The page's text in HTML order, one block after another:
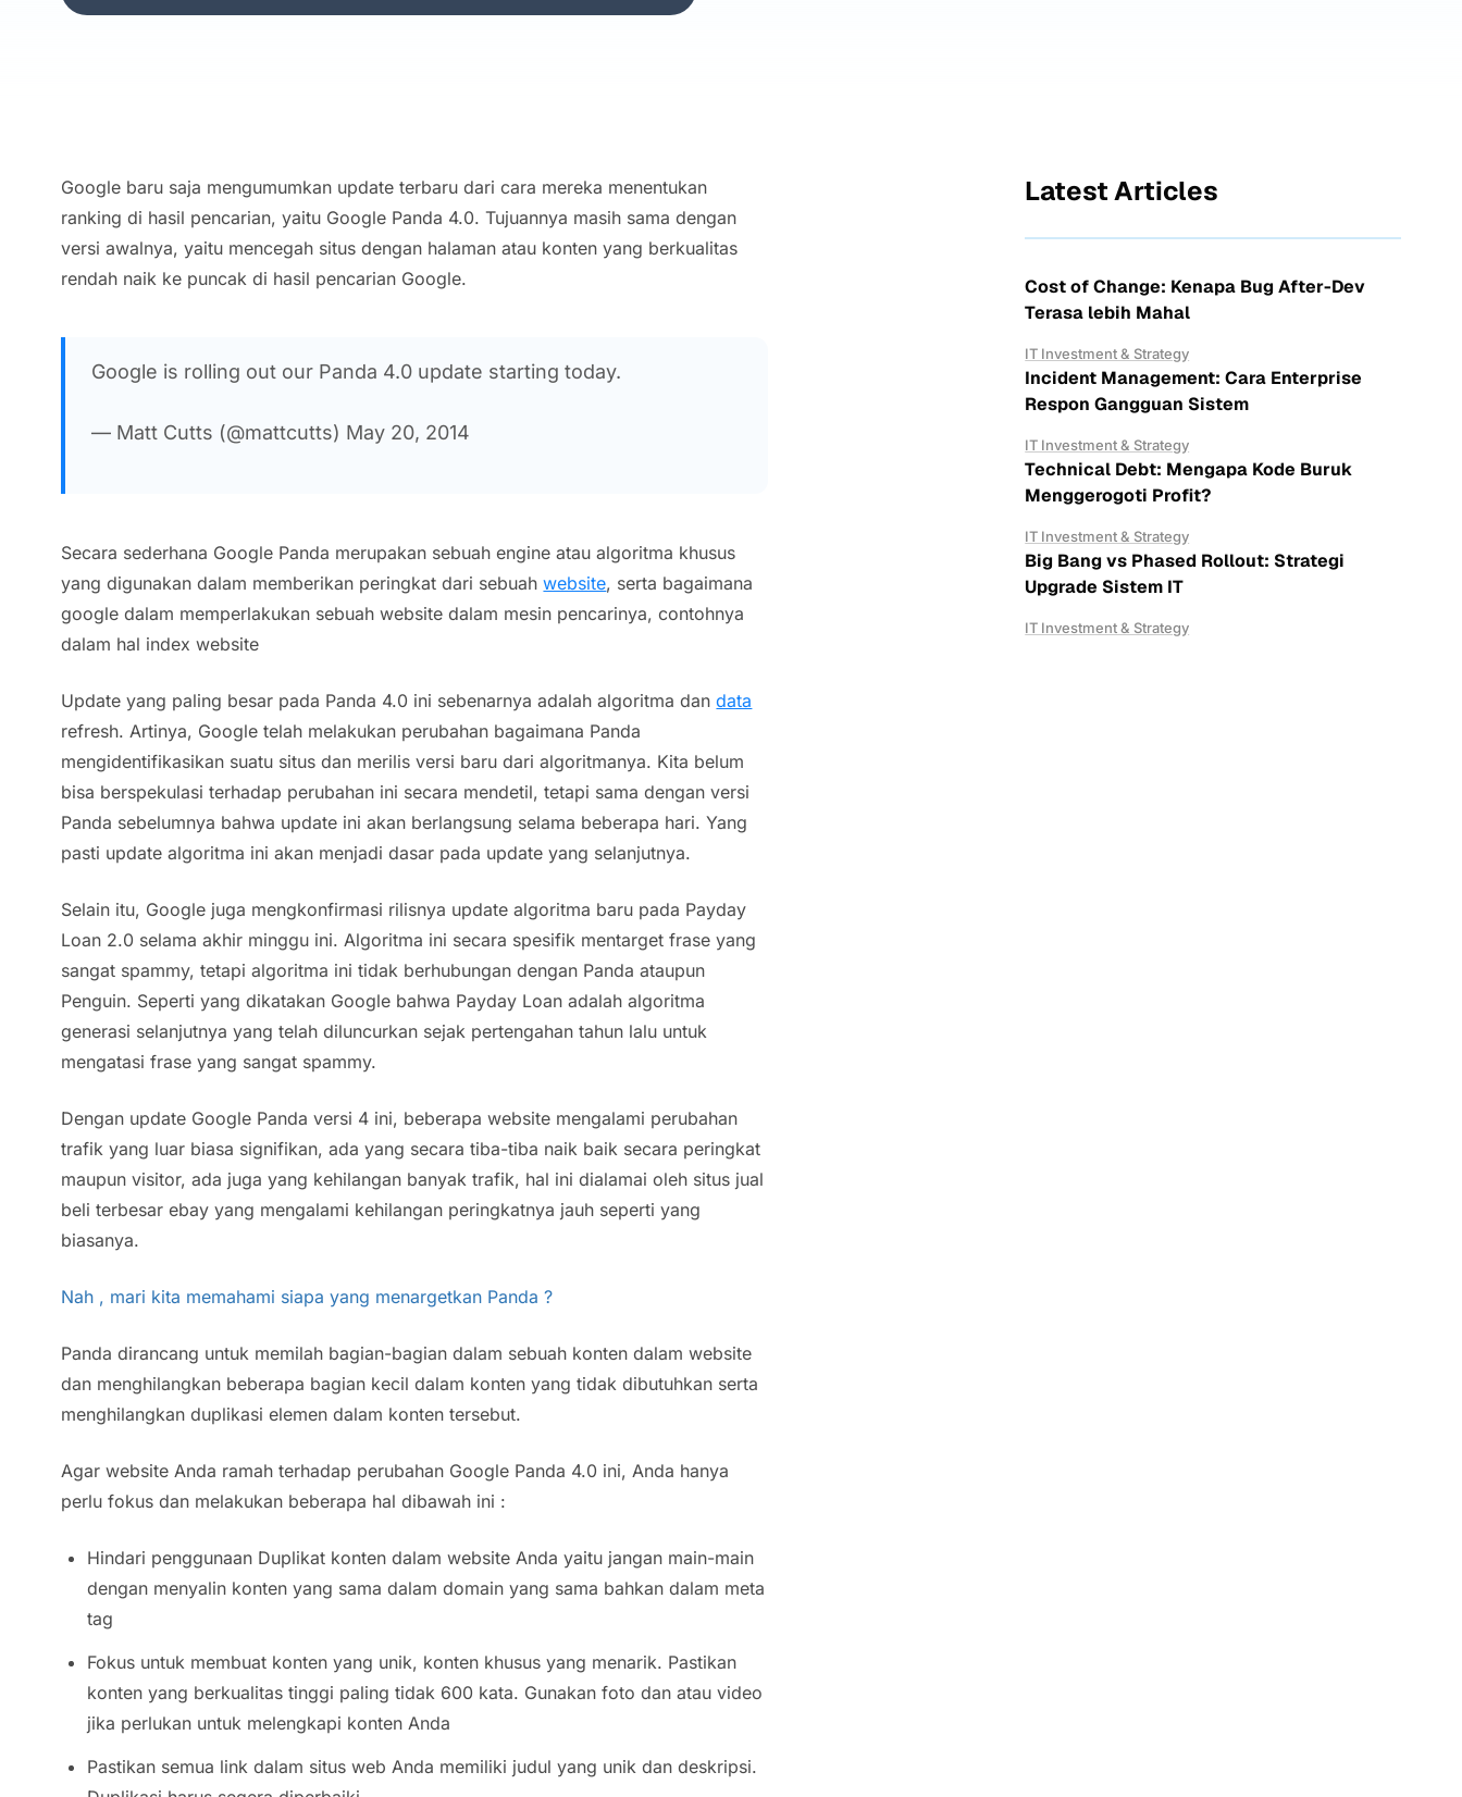
Google baru saja mengumumkan update terbaru dari cara mereka menentukan
ranking di hasil pencarian, yaitu Google Panda 4.0. Tujuannya masih sama dengan
versi awalnya, yaitu mencegah situs dengan halaman atau konten yang berkualitas
rendah naik ke puncak di hasil pencarian Google.
Google is rolling out our Panda 4.0 update starting today.
— Matt Cutts (@mattcutts) May 20, 2014
Secara sederhana Google Panda merupakan sebuah engine atau algoritma khusus
yang digunakan dalam memberikan peringkat dari sebuahwebsite, serta bagaimana
google dalam memperlakukan sebuah website dalam mesin pencarinya, contohnya
dalam hal index website
Update yang paling besar pada Panda 4.0 ini sebenarnya adalah algoritma dandata
refresh. Artinya, Google telah melakukan perubahan bagaimana Panda
mengidentifikasikan suatu situs dan merilis versi baru dari algoritmanya. Kita belum
bisa berspekulasi terhadap perubahan ini secara mendetil, tetapi sama dengan versi
Panda sebelumnya bahwa update ini akan berlangsung selama beberapa hari. Yang
pasti update algoritma ini akan menjadi dasar pada update yang selanjutnya.
Selain itu, Google juga mengkonfirmasi rilisnya update algoritma baru pada Payday
Loan 2.0 selama akhir minggu ini. Algoritma ini secara spesifik mentarget frase yang
sangat spammy, tetapi algoritma ini tidak berhubungan dengan Panda ataupun
Penguin. Seperti yang dikatakan Google bahwa Payday Loan adalah algoritma
generasi selanjutnya yang telah diluncurkan sejak pertengahan tahun lalu untuk
mengatasi frase yang sangat spammy.
Dengan update Google Panda versi 4 ini, beberapa website mengalami perubahan
trafik yang luar biasa signifikan, ada yang secara tiba-tiba naik baik secara peringkat
maupun visitor, ada juga yang kehilangan banyak trafik, hal ini dialamai oleh situs jual
beli terbesar ebay yang mengalami kehilangan peringkatnya jauh seperti yang
biasanya.
Nah , mari kita memahami siapa yang menargetkan Panda ?
Panda dirancang untuk memilah bagian-bagian dalam sebuah konten dalam website
dan menghilangkan beberapa bagian kecil dalam konten yang tidak dibutuhkan serta
menghilangkan duplikasi elemen dalam konten tersebut.
Agar website Anda ramah terhadap perubahan Google Panda 4.0 ini, Anda hanya
perlu fokus dan melakukan beberapa hal dibawah ini :
Hindari penggunaan Duplikat konten dalam website Anda yaitu jangan main-main
dengan menyalin konten yang sama dalam domain yang sama bahkan dalam meta
tag
Fokus untuk membuat konten yang unik, konten khusus yang menarik. Pastikan
konten yang berkualitas tinggi paling tidak 600 kata. Gunakan foto dan atau video
jika perlukan untuk melengkapi konten Anda
Pastikan semua link dalam situs web Anda memiliki judul yang unik dan deskripsi.
Latest Articles
Cost of Change: Kenapa Bug After-Dev
Terasa lebih Mahal
IT Investment & Strategy
Incident Management: Cara Enterprise
Respon Gangguan Sistem
IT Investment & Strategy
Technical Debt: Mengapa Kode Buruk
Menggerogoti Profit?
IT Investment & Strategy
Big Bang vs Phased Rollout: Strategi
Upgrade Sistem IT
IT Investment & Strategy